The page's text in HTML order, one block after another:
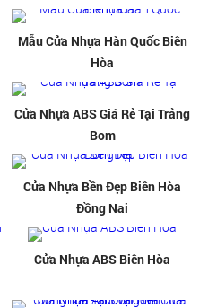
Mẫu Cửa Nhựa Hàn Quốc Biên
Hòa
Cửa Nhựa ABS Giá Rẻ Tại Trảng
Bom
Cửa Nhựa Bền Đẹp Biên Hòa
Đồng Nai
Cửa Nhựa ABS Biên Hòa